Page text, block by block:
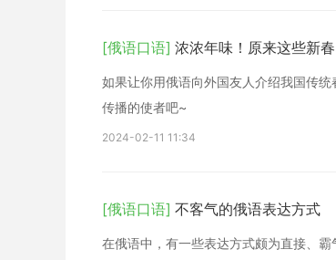
[俄语口语] 浓浓年味！原来这些新
如果让你用俄语向外国友人介绍我国传
传播的使者吧~
2024-02-11 11:34
[俄语口语] 不客气的俄语表达方式
在俄语中，有一些表达方式颇为直接、